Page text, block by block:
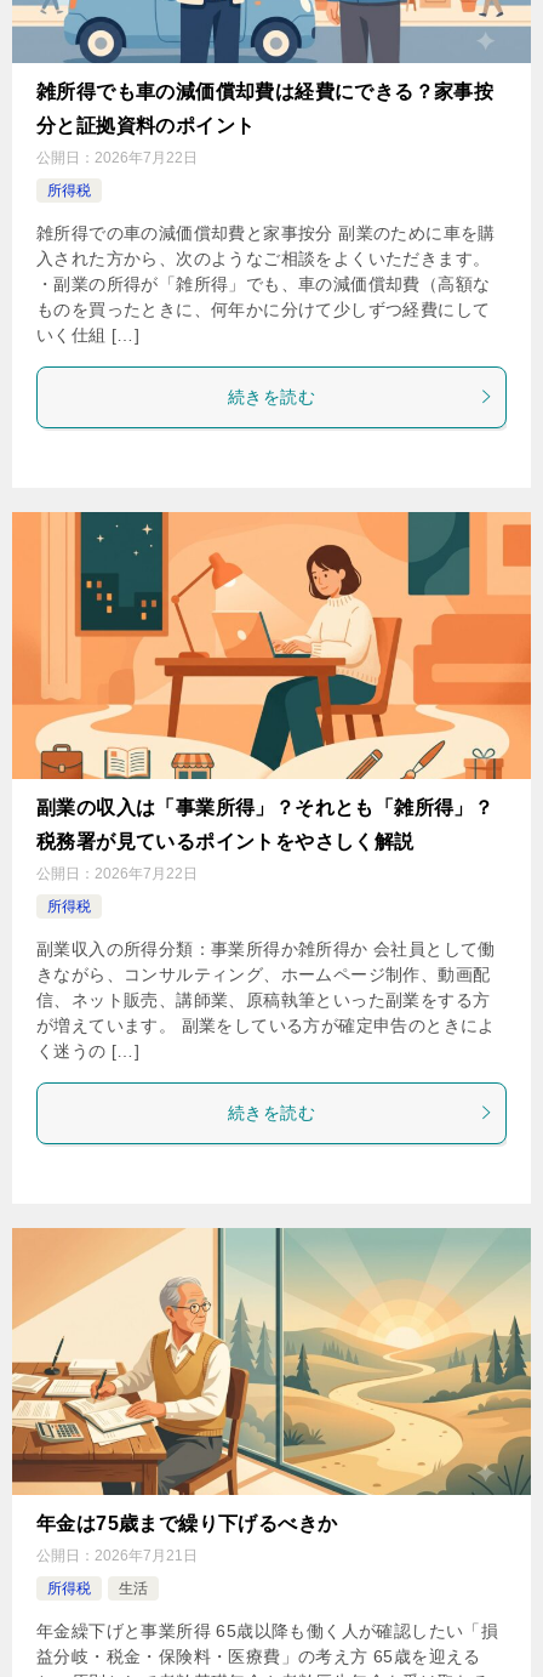
雑所得でも車の減価償却費は経費にできる？家事按
分と証拠資料のポイント
公開日： 2026年7月22日
所得税
雑所得での車の減価償却費と家事按分 副業のために車を購
入された方から、次のようなご相談をよくいただきます。
・副業の所得が「雑所得」でも、車の減価償却費（高額な
ものを買ったときに、何年かに分けて少しずつ経費にして
いく仕組 […]
続きを読む
副業の収入は「事業所得」？それとも「雑所得」？
税務署が見ているポイントをやさしく解説
公開日： 2026年7月22日
所得税
副業収入の所得分類：事業所得か雑所得か 会社員として働
きながら、コンサルティング、ホームページ制作、動画配
信、ネット販売、講師業、原稿執筆といった副業をする方
が増えています。 副業をしている方が確定申告のときによ
く迷うの […]
続きを読む
年金は75歳まで繰り下げるべきか
公開日： 2026年7月21日
所得税
生活
年金繰下げと事業所得 65歳以降も働く人が確認したい「損
益分岐・税金・保険料・医療費」の考え方 65歳を迎える